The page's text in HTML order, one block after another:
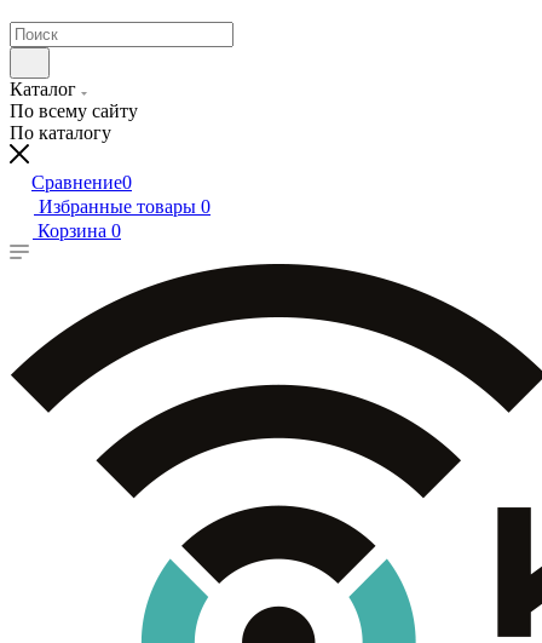
Каталог
По всему сайту
По каталогу
Сравнение0
Избранные товары 0
Корзина 0